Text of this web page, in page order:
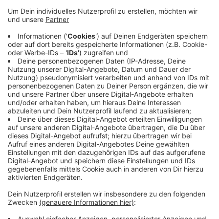
Anzeige
Die Friedrichstraße war ohnehin nur ein
vorübergehender Standort: Nach über drei Jahren zieht
die Zentralbibliothek jetzt zurück ins Forum Velbert.
Der Umzug startet am Montag (03.07). Ab dann
müssen Lesefans auf die Bibliotheken in den
Stadtteilen ausweichen. Am 18. August wird die
Zentralbibliothek wieder im Forum Velbert eröffnen;
dann aber in moderneren und größeren Räumen als
vorher.
Anzeige